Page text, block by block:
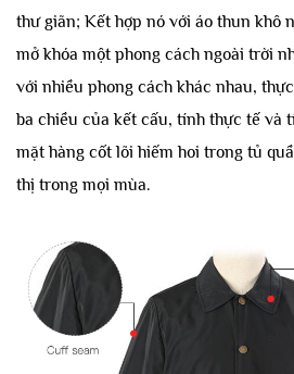
thư giãn; Kết hợp nó với áo thun khô
mở khóa một phong cách ngoài trời
với nhiều phong cách khác nhau,
ba chiều của kết cấu, tính thực tế và
mặt hàng cốt lõi hiếm hoi trong tủ
thị trong mọi mùa.